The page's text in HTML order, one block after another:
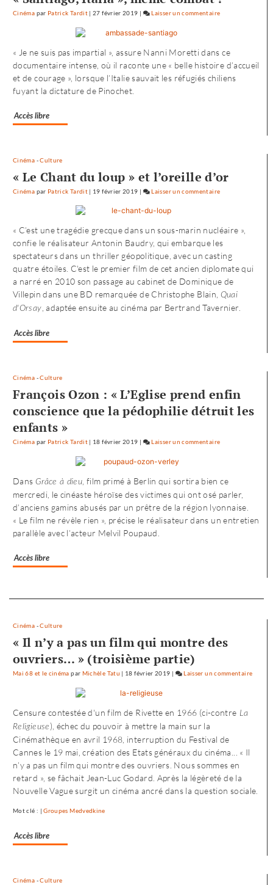
Cinéma par Patrick Tardit |27 février 2019 | Laisser un commentaire
l’Ouest
de
«
« Je ne suis pas impartial », assure Nanni Moretti dans ce
documentaire intense, où il raconte une « belle histoire d’accueil
et de courage », lorsque l’Italie sauvait les réfugiés chiliens
fuyant la dictature de Pinochet.
Accès libre
Cinéma -Culture
« Le Chant du loup » et l’oreille d’or
Cinéma par Patrick Tardit | 19 février 2019 | Laisser un commentaire
l’Ouest
de
«
Noureev
»
« C’est une tragédie grecque dans un sous-marin nucléaire »,
confie le réalisateur Antonin Baudry, qui embarque les
spectateurs dans un thriller géopolitique, avec un casting
quatre étoiles. C'est le premier film de cet ancien diplomate qui
a narré en 2010 son passage au cabinet de Dominique de
Villepin dans une BD remarquée de Christophe Blain, Quai
d'Orsay, adaptée ensuite au cinéma par Bertrand Tavernier.
Accès libre
Cinéma -Culture
François Ozon : « L’Eglise prend enfin
conscience que la pédophilie détruit les
enfants »
Cinéma par Patrick Tardit 18 février 2019 Laisser un commentaire
l’Ouest
de
«
Noureev
Dans Grâce à dieu , film primé à Berlin qui sortira bien ce
mercredi, le cinéaste héroïse des victimes qui ont osé parler,
d’anciens gamins abusés par un prêtre de la région lyonnaise.
« Le film ne révèle rien », précise le réalisateur dans un entretien
parallèle avec l’acteur Melvil Poupaud.
Accès libre
Separateur
Cinéma -Culture
« Il n’y a pas un film qui montre des
ouvriers… » (troisième partie)
Mai 68 et le cinéma par Michèle Tatu | 18 février 2019 | Laisser un commentaire
Censure contestée d'un film de Rivette en 1966 (ci-contre La
Religieuse), échec du pouvoir à mettre la main sur la
Cinémathèque en avril 1968, interruption du Festival de
Cannes le 19 mai, création des Etats généraux du cinéma... « Il
n’y a pas un film qui montre des ouvriers. Nous sommes en
retard », se fâchait Jean-Luc Godard. Après la légèreté de la
Nouvelle Vague surgit un cinéma ancré dans la question sociale.
Mot clé : |Groupes Medvedkine
Accès libre
Cinéma -Culture